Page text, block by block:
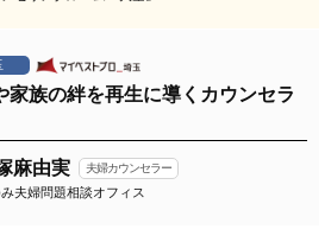
家族の絆を再生に導くカウンセラ
麻由実 夫婦カウンセラー
み夫婦問題相談オフィス